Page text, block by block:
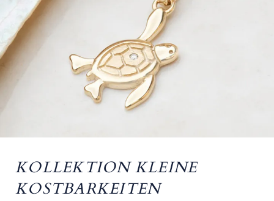
KOLLEKTION KLEINE
KOSTBARKEITEN